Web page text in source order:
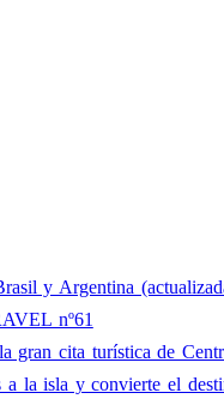
y Argentina
nº61
gran cita turística de
la isla y convierte el